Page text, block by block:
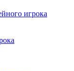
игрока